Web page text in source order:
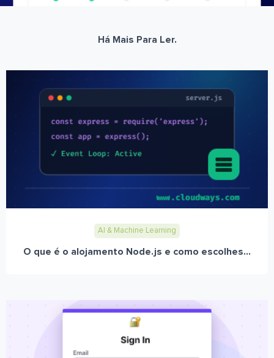
Há Mais Para Ler.
AI & Machine Learning
O que é o alojamento Node.js e como escolhes...